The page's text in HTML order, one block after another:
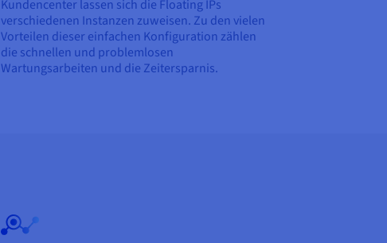
Kundencenter lassen sich die Floating IPs
verschiedenen Instanzen zuweisen. Zu den vielen
Vorteilen dieser einfachen Konfiguration zählen
die schnellen und problemlosen
Wartungsarbeiten und die Zeitersparnis.